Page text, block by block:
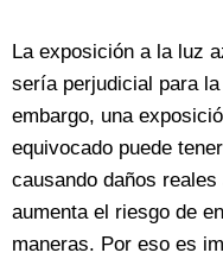
La exposición a la luz
sería perjudicial para
embargo, una
equivocado puede
causando daños
aumenta el riesgo de
maneras. Por eso es